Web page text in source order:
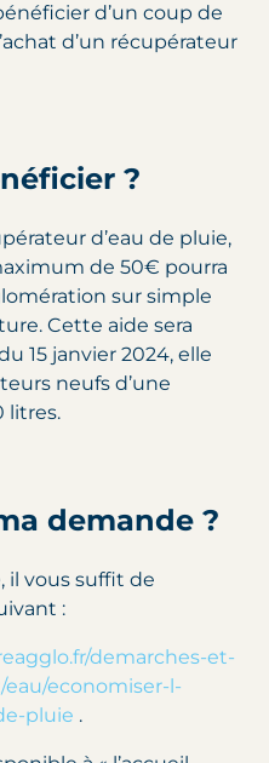
d’un coup de
d’un récupérateur
?
d’eau de pluie,
de 50€ pourra
sur simple
Cette aide sera
15 janvier 2024, elle
neufs d’une
litres.
demande ?
il vous suffit de
:
demarches-et-
economiser-l-
pluie .